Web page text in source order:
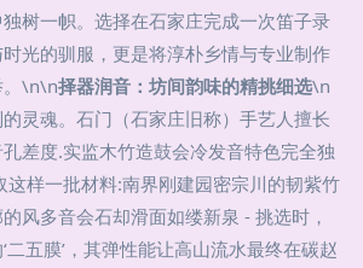
树一帜。选择在石家庄完成一次笛子录
光的驯服，更是将淳朴乡情与专业制作
。\n\n择器润音：坊间韵味的精挑细选\n
灵魂。石门（石家庄旧称）手艺人擅长
差度.实监木竹造鼓会冷发音特色完全独
这样一批材料:南界刚建园密宗川的韧紫竹
风多音会石却滑面如缕新泉 - 挑选时，
二五膜’，其弹性能让高山流水最终在碳赵